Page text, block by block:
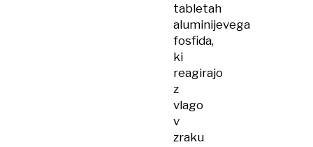
tabletah
aluminijevega
fosfida,
ki
reagirajo
z
vlago
v
zraku